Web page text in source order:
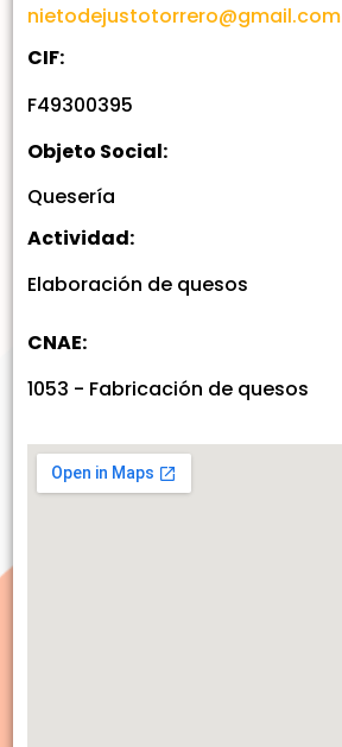
nietodejustotorrero@gmail.com
CIF:
F49300395
Objeto Social:
Quesería
Actividad:
Elaboración de quesos
CNAE:
1053 - Fabricación de quesos